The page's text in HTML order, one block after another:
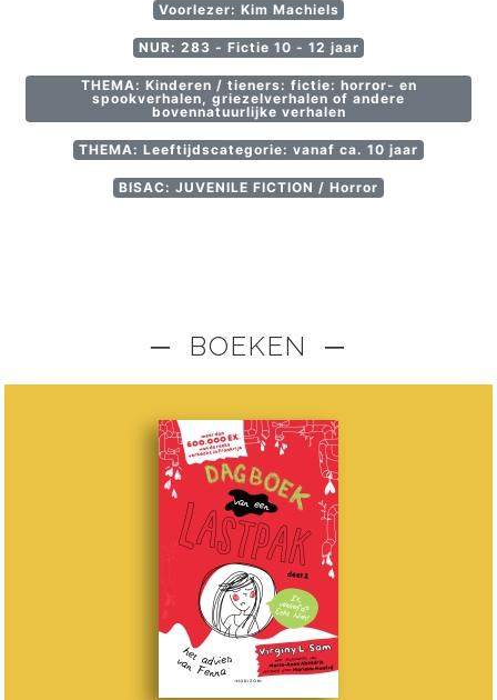
Voorlezer: Kim Machiels
NUR: 283 - Fictie 10 - 12 jaar
THEMA: Kinderen / tieners: fictie: horror- en
spookverhalen, griezelverhalen of andere
bovennatuurlijke verhalen
THEMA: Leeftijdscategorie: vanaf ca. 10 jaar
BISAC: JUVENILE FICTION / Horror
─ BOEKEN ─